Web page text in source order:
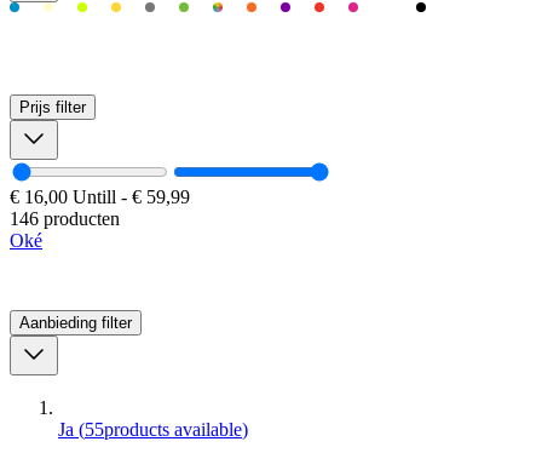
Prijs filter
€ 16,00 Untill - € 59,99
146 producten
Oké
Aanbieding filter
Ja (55products available)